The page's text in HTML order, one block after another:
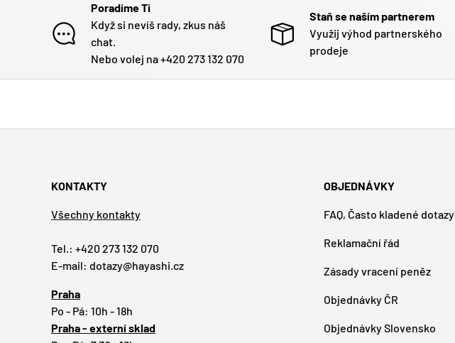
Poradíme Ti
Když si nevíš rady, zkus náš
chat.
Nebo volej na +420 273 132 070
Staň se naším partnerem
Využij výhod partnerského
prodeje
KONTAKTY
Všechny kontakty
Tel.: +420 273 132 070
E-mail: dotazy@hayashi.cz
Praha
Po - Pá: 10h - 18h
Praha - externí sklad
OBJEDNÁVKY
FAQ, Často kladené dotazy
Reklamační řád
Zásady vracení peněz
Objednávky ČR
Objednávky Slovensko